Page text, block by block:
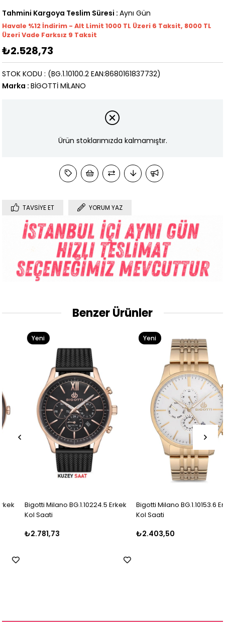
Tahmini Kargoya Teslim Süresi : Aynı Gün
Havale %12 İndirim - Alt Limit 1000 TL Üzeri 6 Taksit, 8000 TL
Üzeri Vade Farksız 9 Taksit
₺2.528,73
(BG.1.10100.2 EAN:8680161837732)
STOK KODU
Marka : BİGOTTİ MİLANO
Ürün stoklarımızda kalmamıştır.
TAVSIYE ET YORUM YAZ
Benzer Ürünler
Bigotti Milano BG.1.10224.5 Erkek
Kol Saati
₺2.781,73
Bigotti Milano BG.1.10153.6 Erkek
Kol Saati
₺2.403,50